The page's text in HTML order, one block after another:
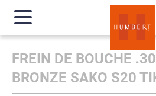
FREIN DE BOUCHE
BRONZE SAKO S20